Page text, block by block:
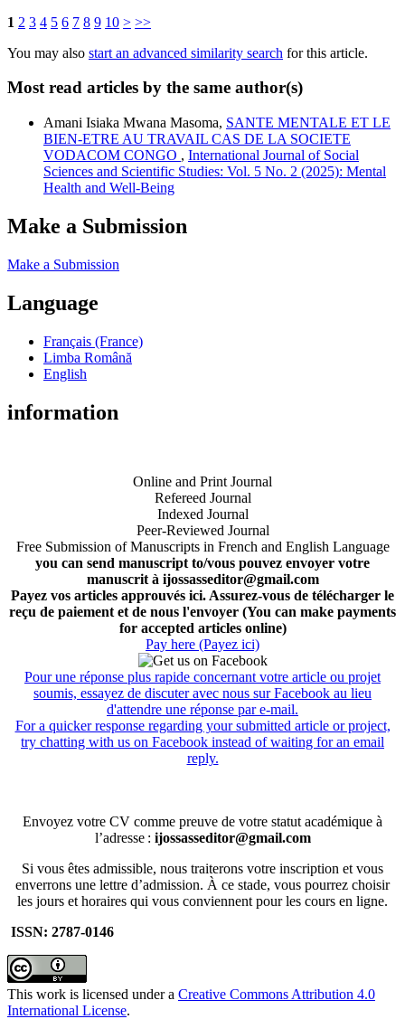
1 2 3 4 5 6 7 8 9 10 > >>
You may also start an advanced similarity search for this article.
Most read articles by the same author(s)
Amani Isiaka Mwana Masoma, SANTE MENTALE ET LE
BIEN-ETRE AU TRAVAIL CAS DE LA SOCIETE
VODACOM CONGO , International Journal of Social
Sciences and Scientific Studies: Vol. 5 No. 2 (2025): Mental
Health and Well-Being
Make a Submission
Make a Submission
Language
Français (France)
Limba Română
English
information
Online and Print Journal
Refereed Journal
Indexed Journal
Peer-Reviewed Journal
Free Submission of Manuscripts in French and English Language
you can send manuscript to/vous pouvez envoyer votre
manuscrit à ijossasseditor@gmail.com
Payez vos articles approuvés ici. Assurez-vous de télécharger le
reçu de paiement et de nous l'envoyer (You can make payments
for accepted articles online)
Pay here (Payez ici)
Pour une réponse plus rapide concernant votre article ou projet
soumis, essayez de discuter avec nous sur Facebook au lieu
d'attendre une réponse par e-mail.
For a quicker response regarding your submitted article or project,
try chatting with us on Facebook instead of waiting for an email
reply.
Envoyez votre CV comme preuve de votre statut académique à
l’adresse : ijossasseditor@gmail.com
Si vous êtes admissible, nous traiterons votre inscription et vous
enverrons une lettre d’admission. À ce stade, vous pourrez choisir
les jours et horaires qui vous conviennent pour les cours en ligne.
ISSN: 2787-0146
This work is licensed under a Creative Commons Attribution 4.0
International License.